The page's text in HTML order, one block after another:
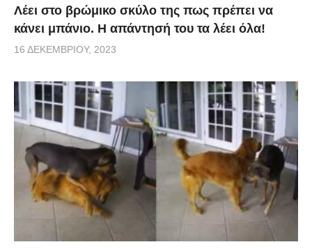
Λέει στο βρώμικο σκύλο της πως πρέπει να
κάνει μπάνιο. Η απάντησή του τα λέει όλα!
16 ΔΕΚΕΜΒΡΊΟΥ, 2023